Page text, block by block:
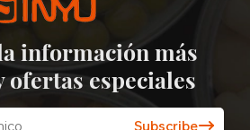
información más
ofertas especiales